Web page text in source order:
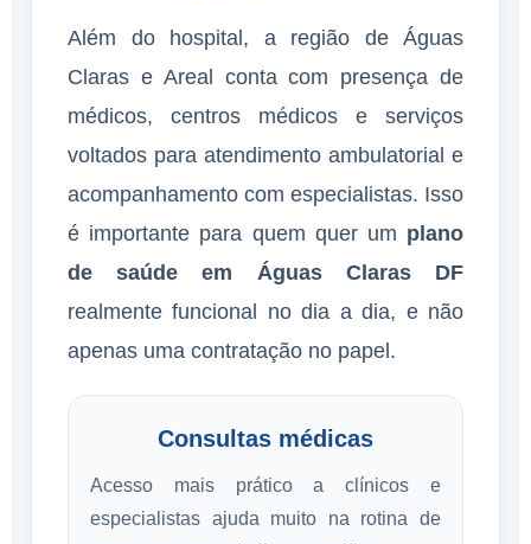
Além do hospital, a região de Águas
Claras e Areal conta com presença de
médicos, centros médicos e serviços
voltados para atendimento ambulatorial e
acompanhamento com especialistas. Isso
é importante para quem quer um plano
de saúde em Águas Claras DF
realmente funcional no dia a dia, e não
apenas uma contratação no papel.
Consultas médicas
Acesso mais prático a clínicos e
especialistas ajuda muito na rotina de